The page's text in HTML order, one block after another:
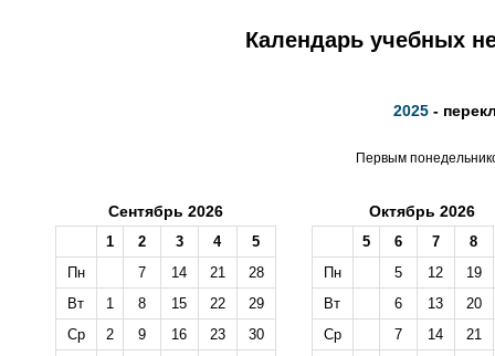
Календарь учебных
2025 -
Первым
Сентябрь 2026
1 2 3 4
5
Пн
7 14 21
28
Вт
1 8 15 22
29
Ср
2 9 16 23
30
Октябрь 2026
5 6 7
8
Пн
5 12
19
Вт
6 13
20
Ср
7 14
21